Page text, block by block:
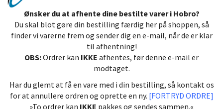
Ønsker du at afhente dine bestilte varer i Hobro?
Du skal blot gøre din bestilling færdig her på shoppen, så
finder vi varerne frem og sender dig en e-mail, når de er klar
til afhentning!
OBS:Ordrer kan IKKE afhentes, før denne e-mail er
modtaget.
Har du glemt at få en vare med i din bestilling, så kontakt os
for at annullere ordren og oprette en ny. [FORTRYD ORDRE]
»To ordrer kan IKKE pakkes og sendes sammen.«